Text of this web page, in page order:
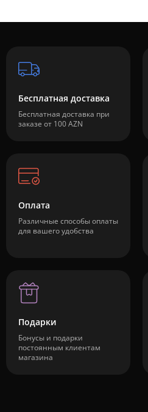
Бесплатная доставка
Бесплатная доставка при
заказе от 100 AZN
Оплата
Различные способы оплаты
для вашего удобства
Подарки
Бонусы и подарки
постоянным клиентам
магазина